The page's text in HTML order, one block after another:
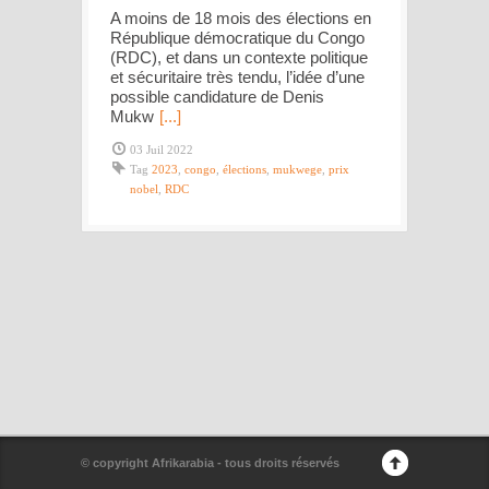
A moins de 18 mois des élections en
République démocratique du Congo
(RDC), et dans un contexte politique
et sécuritaire très tendu, l’idée d’une
possible candidature de Denis
Mukw [...]
03 Juil 2022
Tag 2023 congo élections mukwege prix
nobel RDC
© copyright Afrikarabia - tous droits réservés